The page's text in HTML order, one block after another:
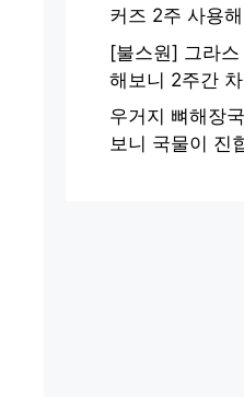
커즈 2주 사용
[불스원] 그라
해보니 2주간
우거지 뼈해장
보니 국물이 진